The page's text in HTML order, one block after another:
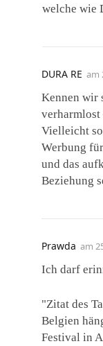
welche wie
DURA RE am
Kennen wir
Vielleicht
Werbung
und das
Beziehung
Prawda am
Ich darf
"Zitat des
Belgien
Festival in